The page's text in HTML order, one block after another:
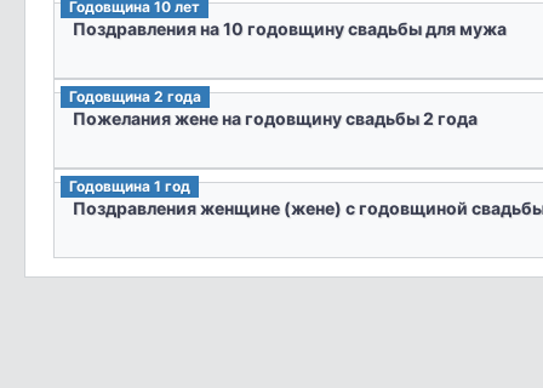
Годовщина 10 лет
Поздравления на 10 годовщину свадьбы для мужа
Годовщина 2 года
Пожелания жене на годовщину свадьбы 2 года
Годовщина 1 год
Поздравления женщине (жене) с годовщиной свадьбы